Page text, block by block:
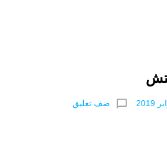
chat_bubble_outline ضف تعليق